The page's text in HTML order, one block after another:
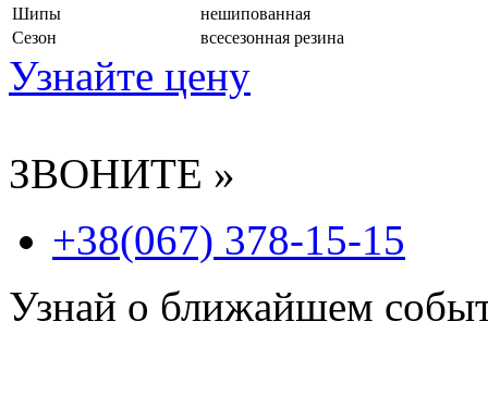
Шипы
нешипованная
Сезон
всесезонная резина
Узнайте цену
ЗВОНИТЕ »
+38(067) 378-15-15
Узнай о ближайшем